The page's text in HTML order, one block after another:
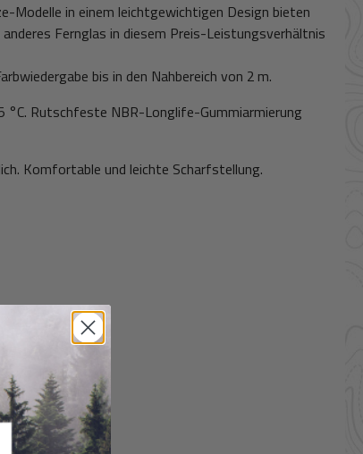
Modelle in einem leichtgewichtigen Design bieten
Fernglas in diesem Preis-Leistungsverhältnis
bis in den Nahbereich von 2 m.
°C. Rutschfeste NBR-Longlife-Gummiarmierung
Komfortable und leichte Scharfstellung.